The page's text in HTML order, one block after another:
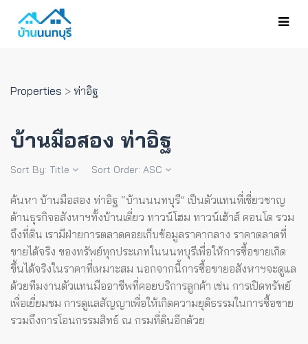
Properties > ท่าอิฐ
บ้านมือสอง ท่าอิฐ
Sort By: Title Sort Order: ASC
ค้นหา บ้านมือสอง ท่าอิฐ “บ้านนนทบุรี” เป็นตัวแทนที่เชี่ยวชาญ
ด้านธุรกิจอสังหาฯทั้งบ้านเดี่ยว ทาวน์โฮม ทาวน์เฮ้าส์ คอนโด รวม
ถึงที่ดิน เรามีฝ่ายการตลาดคอยเก็บข้อมูลราคากลาง ราคาตลาดที่
ขายได้จริง ของทรัพย์ทุกประเภทในนนทบุรีเพื่อให้การซื้อขายเกิด
ขึ้นได้จริงในราคาที่เหมาะสม นอกจากนี้การซื้อขายอสังหาฯจะดูแล
ด้วยทีมงานตัวแทนมืออาชีพที่คอยบริการลูกค้า เช่น การเปิดทรัพย์
เพื่อเยี่ยมชม การดูแลสัญญาเพื่อให้เกิดความยุติธรรมในการซื้อขาย
รวมถึงการโอนกรรมสิทธ์ ณ กรมที่ดินอีกด้วย